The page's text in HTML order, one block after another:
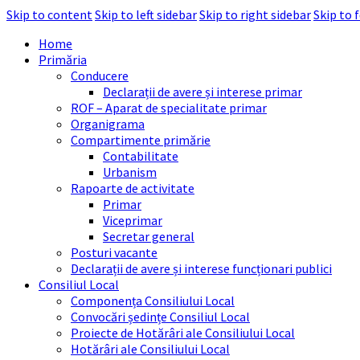
Skip to contentSkip to left sidebarSkip to right sidebarSkip to
Home
Primăria
Conducere
Declarații de avere și interese primar
ROF – Aparat de specialitate primar
Organigrama
Compartimente primărie
Contabilitate
Urbanism
Rapoarte de activitate
Primar
Viceprimar
Secretar general
Posturi vacante
Declarații de avere și interese funcționari publici
Consiliul Local
Componența Consiliului Local
Convocări ședințe Consiliul Local
Proiecte de Hotărâri ale Consiliului Local
Hotărâri ale Consiliului Local